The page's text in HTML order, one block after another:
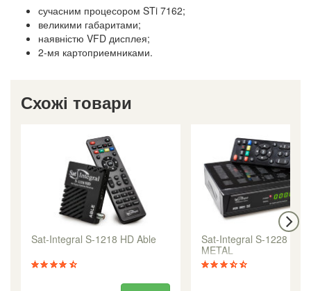
сучасним процесором STi 7162;
великими габаритами;
наявністю VFD дисплея;
2-мя картоприемниками.
Схожі товари
Sat-Integral S-1218 HD Able
Sat-Integral S-1228 HD
METAL